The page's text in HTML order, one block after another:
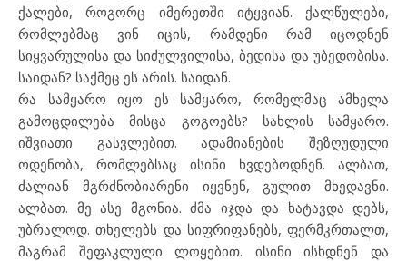
ქალები, როგორც იმერეთში იტყვიან. ქალწულები,
რომლებმაც ვინ იცის, რამდენი რამ იცოდნენ
სიყვარულისა და სიძულვილისა, ბედისა და უბედობისა.
საიდან? საქმეც ეს არის. საიდან.
რა სამყარო იყო ეს სამყარო, რომელმაც ამხელა
გამოცდილება მისცა გოგოებს? სახლის სამყარო.
იშვიათი გასვლებით. ადამიანების შეზღუდული
ოდენობა, რომლებსაც ისინი ხვდებოდნენ. ალბათ,
ძალიან მგრძნობიარენი იყვნენ, გულით მხედავნი.
ალბათ. მე ასე მგონია. ძმა იჯდა და ხატავდა დებს,
უბრალოდ. თხელებს და სიფრიფანებს, ფერმკრთალთ,
მაგრამ შეფაკლული ლოყებით. ისინი ისხდნენ და